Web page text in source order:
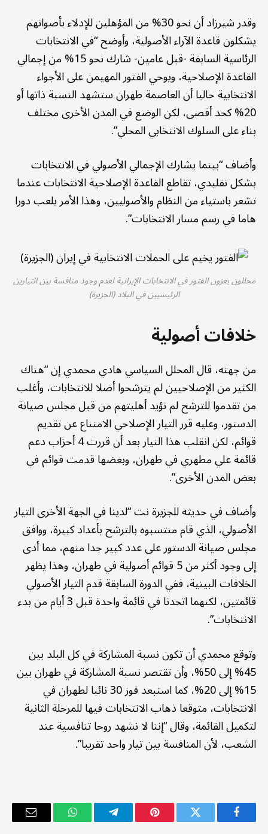
وقدر شيرزاد أن نحو 30% من المؤهلين للإدلاء بأصواتهم
يشكلون قاعدة الآراء الأصولية، وأوضح “في الانتخابات
الرئاسية السابقة -قبل عامين- شارك نحو 15% من إجمالي
القاعدة الإصلاحية، ويوحي الفتور المهيمن على الأجواء
الانتخابية حاليا أن العاصمة طهران ستشهد النسبة ذاتها أو
20% كحد أقصى، لكن الوضع في المدن الأخرى مختلف
بناء على السلوك الانتخابي المحلي”.
وأضاف “بينما يشارك الإجمالي الأصولي في الانتخابات
بشكل تقليدي، تقاطع القاعدة الإصلاحية الانتخابات عندما
تشعر باستياء من النظام والأصوليين، وهذا الأمر يلعب دورا
هاما في رسم مسار الانتخابات”.
محللون يعزون الفتور في الانتخابات الإيرانية لعدم وجود منافسة بين التيارين
الرئيسيين في البلاد (الجزيرة)
خلافات أصولية
من جهته، قال المحلل السياسي هادي محمدي إن “هناك
الكثير من الإصلاحيين لم يترشحوا أصلا للانتخابات، وأغلب
من تقدموا للترشح لم تؤيد أهليتهم من قبل مجلس صيانة
الدستور، وعليه قرر التيار الإصلاحي الامتناع عن تقديم
قوائم، لكن انقلب هذا التيار بعد أن قررت 4 أحزاب دعم
قائمة علي مطهري في طهران، وبعضها قدمت قوائم في
بعض المدن الأخرى”.
وأضاف في حديثه للجزيرة نت “لدينا في الجهة الأخرى التيار
الأصولي، الذي قام منتسبوه بالترشح بأعداد كبيرة، ووافق
مجلس صيانة الدستور على عدد كبير جدا منهم، مما أدى
إلى وجود أكثر من 5 قوائم أصولية في طهران، وهذا يظهر
الخلافات البينية، ففي الدورة السابقة قدم التيار الأصولي
قائمتين، لكنهما اتحدتا في قائمة واحدة قبل 3 أيام من بدء
الانتخابات”.
وتوقع محمدي أن تكون نسبة المشاركة في كل البلد بين
45% إلى 50%، وأن تقتصر نسبة المشاركة في طهران بين
15% إلى 20%، كما استبعد فوز 30 نائبا لطهران في
الانتخابات، متوقعا ذهاب الانتخابات فيها للمرحلة الثانية
لتكميل القائمة، وقال “إننا لا نشهد روحا تنافسية عند
الشعب، لأن المنافسة بين تيار واحد تقريبا”.
فيسبوك تويتر بينتيريستتيلقرام واتساب البريد